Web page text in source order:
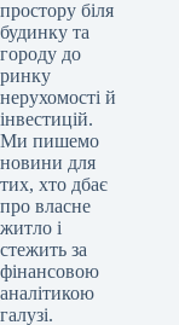
простору біля
будинку та
городу до
ринку
нерухомості й
інвестицій.
Ми пишемо
новини для
тих, хто дбає
про власне
житло і
стежить за
фінансовою
аналітикою
галузі.